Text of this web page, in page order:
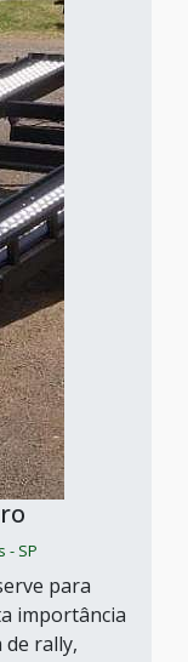
- SP
para
importância
rally,